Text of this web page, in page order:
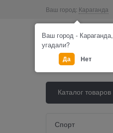
Ваш город: Караганда
Каталог товаров
Спорт
Найдено товаров:
Ваш город - Караганда,
угадали?
Да Нет